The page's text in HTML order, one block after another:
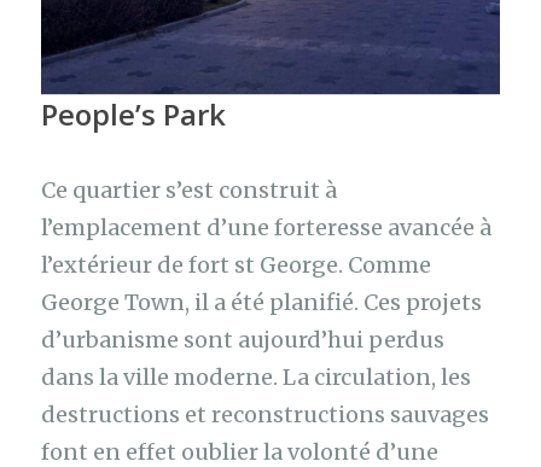
People’s Park
Ce quartier s’est construit à
l’emplacement d’une forteresse avancée à
l’extérieur de fort st George. Comme
George Town, il a été planifié. Ces projets
d’urbanisme sont aujourd’hui perdus
dans la ville moderne. La circulation, les
destructions et reconstructions sauvages
font en effet oublier la volonté d’une